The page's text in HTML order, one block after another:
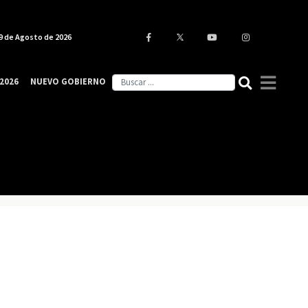
de Agosto de 2026
NUEVO GOBIERNO